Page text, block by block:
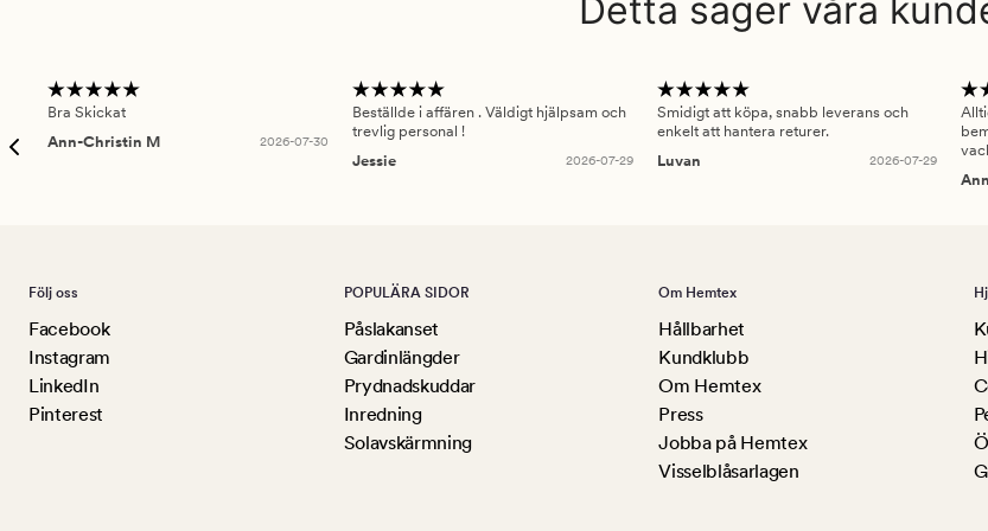
Detta säger våra
Bra Skickat
Ann-Christin M
2026-07-30
Beställde i affären . Väldigt hjälpsam och
trevlig personal !
Jessie
2026-07-29
Smidigt att köpa, snabb leverans och
enkelt att hantera returer.
Luvan
2026-07-29
Följ oss
Facebook
Instagram
LinkedIn
Pinterest
POPULÄRA SIDOR
Påslakanset
Gardinlängder
Prydnadskuddar
Inredning
Solavskärmning
Om Hemtex
Hållbarhet
Kundklubb
Om Hemtex
Press
Jobba på Hemtex
Visselblåsarlagen